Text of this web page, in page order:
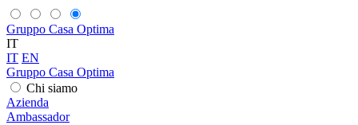
Gruppo Casa Optima
IT
IT EN
Gruppo Casa Optima
Chi siamo
Azienda
Ambassador